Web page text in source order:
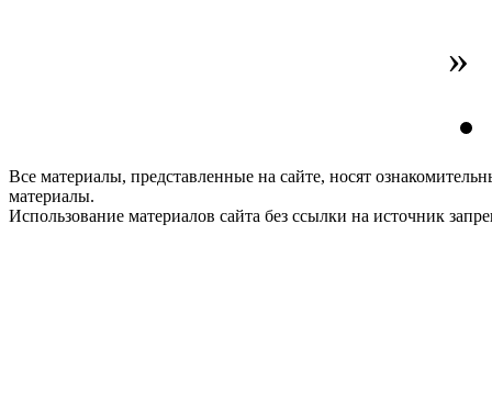
»
Все материалы, представленные на сайте, носят
материалы.
Использование материалов сайта без ссылки на источник